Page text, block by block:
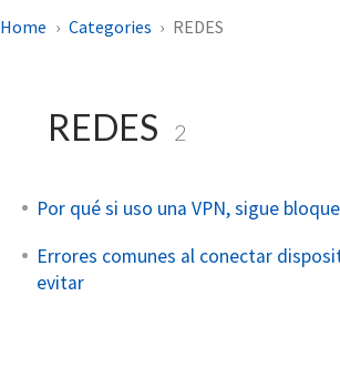
Home Categories REDES
REDES 2
Por qué si uso una VPN, sigue
Errores comunes al conectar
evitar